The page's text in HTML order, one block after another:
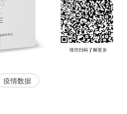
疫情数据